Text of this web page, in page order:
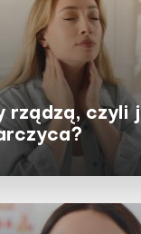
rządzą, czyli